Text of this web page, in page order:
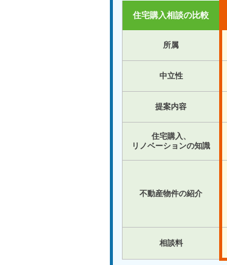
住宅購入相談の比較
所属
中立性
提案内容
住宅購入、
リノベーションの知識
不動産物件の紹介
相談料